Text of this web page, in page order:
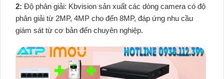
2: Độ phân giải: Kbvision sản xuất các dòng camera có độ
phân giải từ 2MP, 4MP cho đến 8MP, đáp ứng nhu cầu
giám sát từ cơ bản đến chuyên nghiệp.